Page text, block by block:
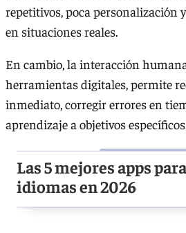
repetitivos, poca personalización
en situaciones reales.
En cambio, la interacción
herramientas digitales, permite
inmediato, corregir errores en
aprendizaje a objetivos
Las 5 mejores apps
idiomas en 2026